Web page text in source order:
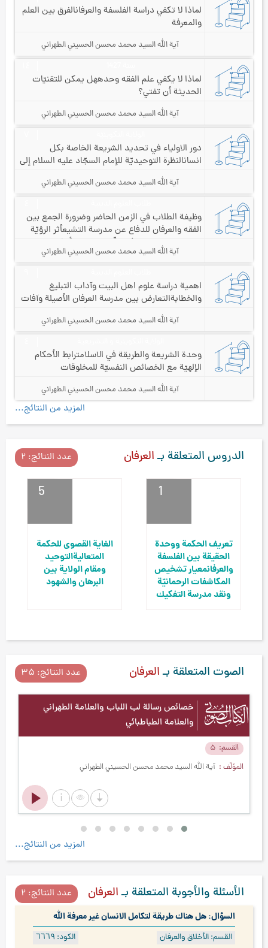
لماذا لا تكفي دراسة الفلسفة والعرفانالفرق بين العلم
والمعرفة
آية الله السيد محمد محسن الحسيني الطهراني
لماذا لا يكفي علم الفقه وحدههل يمكن للتقنيّات
الحديثة أن تفتي؟
آية الله السيد محمد محسن الحسيني الطهراني
دور الاولياء في تحديد الشريعة الخاصة بكل
انسانالنظرة التوحيديّة للإمام السجّاد عليه السلام إلى
المرض والصحّة
آية الله السيد محمد محسن الحسيني الطهراني
وظيفة الطلاب في الزمن الحاضر وضرورة الجمع بين
الفقه والعرفان للدفاع عن مدرسة التشيعأثر الرؤيّة
الباطنيّة والفلسفيّة في دقّة استنباط الأحكام الشرعيّة
وفهم روايات أهل البيت
آية الله السيد محمد محسن الحسيني الطهراني
اهمية دراسة علوم اهل البيت وآداب التبليغ
والخطابةالتعارض بين مدرسة العرفان الأصيلة وآفات
تضخيم الشخصيّات والمظاهر الشكليّة
آية الله السيد محمد محسن الحسيني الطهراني
وحدة الشريعة والطريقة في الاسلامترابط الأحكام
الإلهيّة مع الخصائص النفسيّة للمخلوقات
آية الله السيد محمد محسن الحسيني الطهراني
المزيد من النتائج...
الدروس المتعلقة بـالعرفان عدد النتائج: ۲
تعريف الحكمة ووحدة
الحقيقة بين الفلسفة
والعرفانمعيار تشخيص
المكاشفات الرحمانيّة
ونقد مدرسة التفكيك
الغاية القصوى للحكمة
المتعاليةالتوحيد
ومقام الولاية بين
البرهان والشهود
الصوت المتعلقة بـالعرفان عدد النتائج: ۳۵
خصائص رسالة لب اللباب والعلامة الطهراني
والعلامة الطباطبائي
القسم
المؤلّف
آية الله السيد محمد محسن الحسيني الطهراني
المزيد من النتائج...
الأسئلة والأجوبة المتعلقة بـالعرفان عدد النتائج: ۲
السؤال: هل هناك طريقة لتكامل الانسان غير معرفة الله
الكود: ٦٦٦٩ القسم: الأخلاق والعرفان